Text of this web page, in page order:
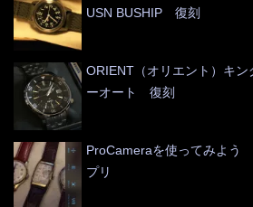
USN BUSHIP 復刻
ORIENT（オリエント）キ
ーオート 復刻
ProCameraを使ってみよう
プリ